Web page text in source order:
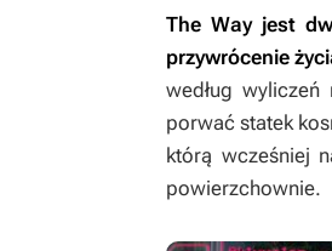
The Wayjest
przywrócenie
według
porwać statek
którą wcześniej
powierzchownie.